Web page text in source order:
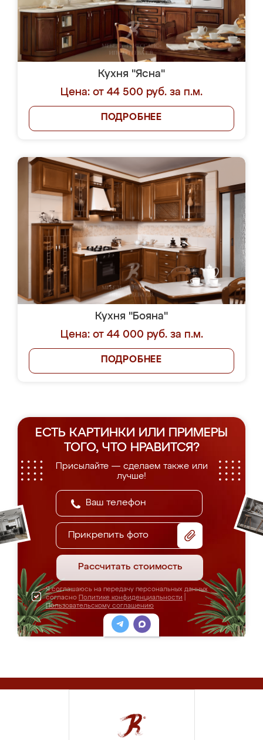
Кухня "Ясна"
Цена: от 44 500 руб. за п.м.
ПОДРОБНЕЕ
Кухня "Бояна"
Цена: от 44 000 руб. за п.м.
ПОДРОБНЕЕ
ЕСТЬ КАРТИНКИ ИЛИ ПРИМЕРЫ
ТОГО, ЧТО НРАВИТСЯ?
Присылайте — сделаем также или
лучше!
Прикрепить фото
Рассчитать стоимость
Я соглашаюсь на передачу персональных данных
согласно Политике конфиденциальности
Пользовательскому соглашению